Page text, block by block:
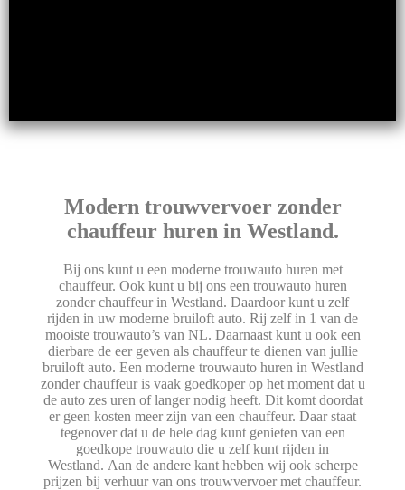
Modern trouwvervoer zonder
chauffeur huren in Westland.
Bij ons kunt u een moderne trouwauto huren met
chauffeur. Ook kunt u bij ons een trouwauto huren
zonder chauffeur in Westland. Daardoor kunt u zelf
rijden in uw moderne bruiloft auto. Rij zelf in 1 van de
mooiste trouwauto’s van NL. Daarnaast kunt u ook een
dierbare de eer geven als chauffeur te dienen van jullie
bruiloft auto. Een moderne trouwauto huren in Westland
zonder chauffeur is vaak goedkoper op het moment dat u
de auto zes uren of langer nodig heeft. Dit komt doordat
er geen kosten meer zijn van een chauffeur. Daar staat
tegenover dat u de hele dag kunt genieten van een
goedkope trouwauto die u zelf kunt rijden in
Westland. Aan de andere kant hebben wij ook scherpe
prijzen bij verhuur van ons trouwvervoer met chauffeur.